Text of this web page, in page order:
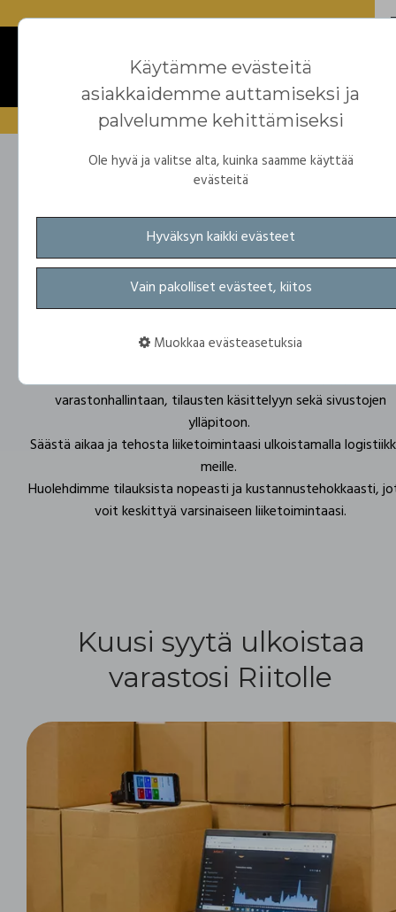
verkkokauppiaan
elämästä
Tarjoamme kattavia ratkaisuja verkkokauppojen
varastonhallintaan, tilausten käsittelyyn sekä sivustojen
ylläpitoon.
Säästä aikaa ja tehosta liiketoimintaasi ulkoistamalla
meille.
Huolehdimme tilauksista nopeasti ja kustannustehokkaasti,
voit keskittyä varsinaiseen liiketoimintaasi.
Kuusi syytä ulkoistaa
varastosi Riitolle
Käytämme evästeitä
asiakkaidemme auttamiseksi ja
palvelumme kehittämiseksi
Ole hyvä ja valitse alta, kuinka saamme käyttää
evästeitä
Hyväksyn kaikki evästeet
Vain pakolliset evästeet, kiitos
Muokkaa evästeasetuksia